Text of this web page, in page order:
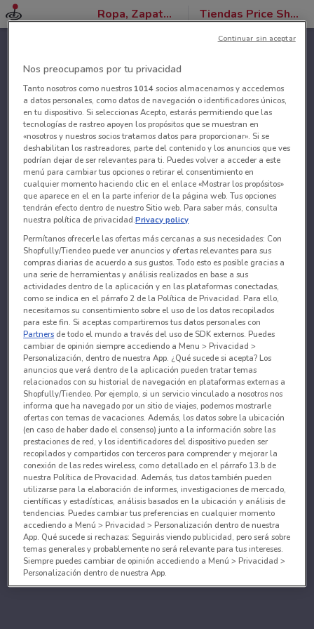
Ropa, Zapatos y Accesorios Tiendas Price Shoes
Nos preocupamos por tu privacidad
Tanto nosotros como nuestros 1014socios almacenamos y accedemos
a datos personales, como datos de navegación o identificadores únicos,
en tu dispositivo. Si seleccionas Acepto, estarás permitiendo que las
tecnologías de rastreo apoyen los propósitos que se muestran en
«nosotros y nuestros socios tratamos datos para proporcionar». Si se
deshabilitan los rastreadores, parte del contenido y los anuncios que ves
podrían dejar de ser relevantes para ti. Puedes volver a acceder a este
menú para cambiar tus opciones o retirar el consentimiento en
cualquier momento haciendo clic en el enlace «Mostrar los propósitos»
que aparece en el en la parte inferior de la página web. Tus opciones
tendrán efecto dentro de nuestro Sitio web. Para saber más, consulta
nuestra política de privacidad.Privacy policy
Permítanos ofrecerle las ofertas más cercanas a sus necesidades: Con
Shopfully/Tiendeo puede ver anuncios y ofertas relevantes para sus
compras diarias de acuerdo a sus gustos. Todo esto es posible gracias a
una serie de herramientas y análisis realizados en base a sus
actividades dentro de la aplicación y en las plataformas conectadas,
como se indica en el párrafo 2 de la Política de Privacidad. Para ello,
necesitamos su consentimiento sobre el uso de los datos recopilados
para este fin. Si aceptas compartiremos tus datos personales con
Partners de todo el mundo a través del uso de SDK externos. Puedes
cambiar de opinión siempre accediendo a Menu > Privacidad >
Personalización, dentro de nuestra App. ¿Qué sucede si acepta? Los
anuncios que verá dentro de la aplicación pueden tratar temas
relacionados con su historial de navegación en plataformas externas a
Shopfully/Tiendeo. Por ejemplo, si un servicio vinculado a nosotros nos
informa que ha navegado por un sitio de viajes, podemos mostrarle
ofertas con temas de vacaciones. Además, los datos sobre la ubicación
(en caso de haber dado el consenso) junto a la información sobre las
prestaciones de red, y los identificadores del dispositivo pueden ser
recopilados y compartidos con terceros para comprender y mejorar la
conexión de las redes wireless, como detallado en el párrafo 13.b de
nuestra Política de Provacidad. Además, tus datos también pueden
utilizarse para la elaboración de informes, investigaciones de mercado,
científicas y estadísticas, análisis basados en la ubicación y análisis de
tendencias. Puedes cambiar tus preferencias en cualquier momento
accediendo a Menú > Privacidad > Personalización dentro de nuestra
App. Qué sucede si rechazas: Seguirás viendo publicidad, pero será sobre
temas generales y probablemente no será relevante para tus intereses.
Siempre puedes cambiar de opinión accediendo a Menú > Privacidad >
Personalización dentro de nuestra App.
Continuar sin aceptar